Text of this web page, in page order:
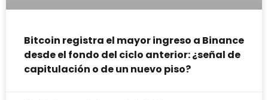
Bitcoin registra el mayor ingreso a Binance
desde el fondo del ciclo anterior: ¿señal de
capitulación o de un nuevo piso?